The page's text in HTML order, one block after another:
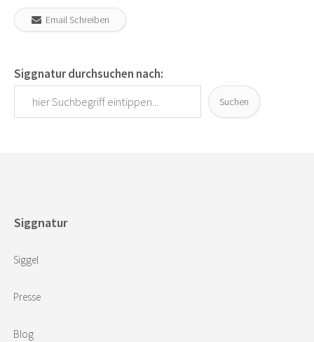
Email Schreiben
Siggnatur durchsuchen nach:
Suchen
Siggnatur
Siggel
Presse
Blog